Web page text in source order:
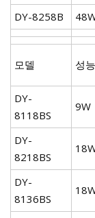
DY-8258B
모델 성능
DY-
8118BS
9W
DY-
8218BS
DY-
8136BS